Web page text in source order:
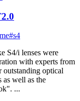
#s4
S4/i lenses were
with experts from
optical
as well as the
...